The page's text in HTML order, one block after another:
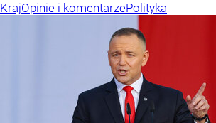
KrajOpinie i komentarzePolityka